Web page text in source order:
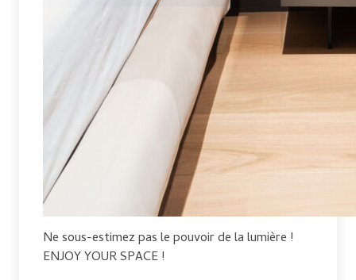
Ne sous-estimez pas le pouvoir de la lumière !
ENJOY YOUR SPACE !